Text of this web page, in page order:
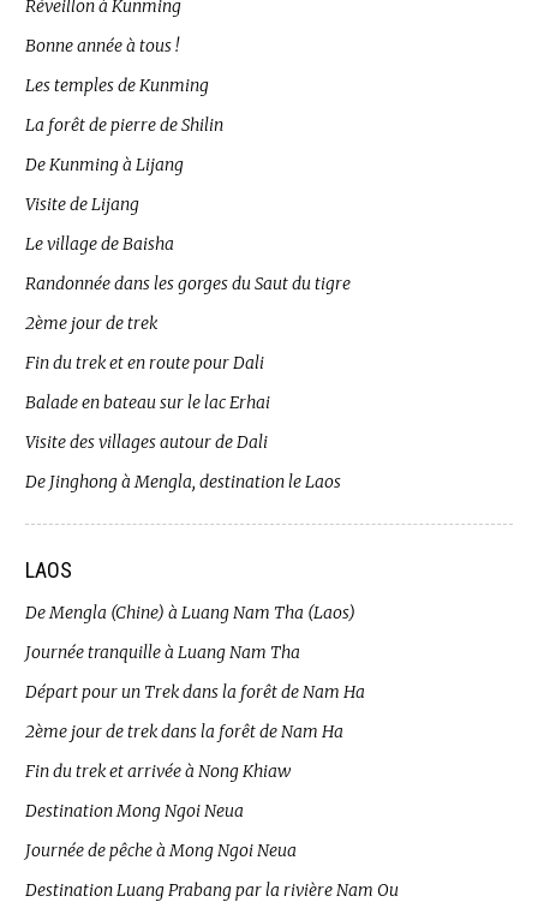
Réveillon à Kunming
Bonne année à tous !
Les temples de Kunming
La forêt de pierre de Shilin
De Kunming à Lijang
Visite de Lijang
Le village de Baisha
Randonnée dans les gorges du Saut du tigre
2ème jour de trek
Fin du trek et en route pour Dali
Balade en bateau sur le lac Erhai
Visite des villages autour de Dali
De Jinghong à Mengla, destination le Laos
LAOS
De Mengla (Chine) à Luang Nam Tha (Laos)
Journée tranquille à Luang Nam Tha
Départ pour un Trek dans la forêt de Nam Ha
2ème jour de trek dans la forêt de Nam Ha
Fin du trek et arrivée à Nong Khiaw
Destination Mong Ngoi Neua
Journée de pêche à Mong Ngoi Neua
Destination Luang Prabang par la rivière Nam Ou